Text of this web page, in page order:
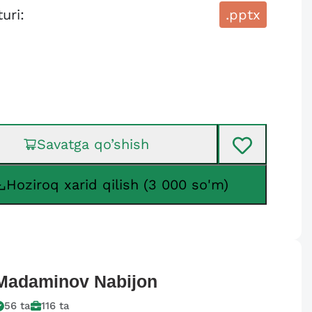
.pptx
Savatga qo’shish
Hoziroq xarid qilish (3 000 so'm)
Nabijon
56 ta 116 ta